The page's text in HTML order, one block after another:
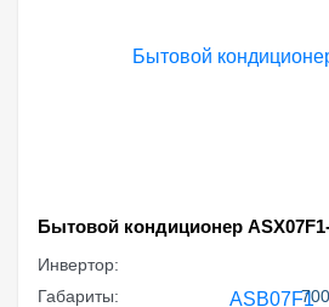
Бытовой кондиционер
Инвертор:
Габариты: